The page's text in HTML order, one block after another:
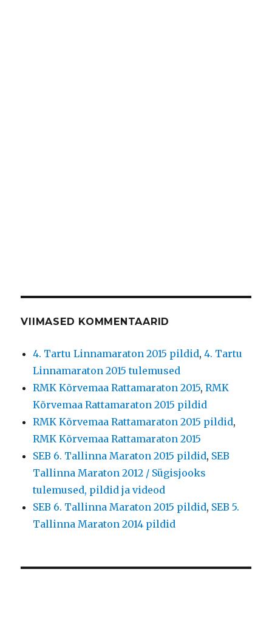
VIIMASED KOMMENTAARID
4. Tartu Linnamaraton 2015 pildid,4. Tartu
Linnamaraton 2015 tulemused
RMK Kõrvemaa Rattamaraton 2015,RMK
Kõrvemaa Rattamaraton 2015 pildid
RMK Kõrvemaa Rattamaraton 2015 pildid,
RMK Kõrvemaa Rattamaraton 2015
SEB 6. Tallinna Maraton 2015 pildid, SEB
Tallinna Maraton 2012 / Sügisjooks
tulemused, pildid ja videod
SEB 6. Tallinna Maraton 2015 pildid, SEB 5.
Tallinna Maraton 2014 pildid